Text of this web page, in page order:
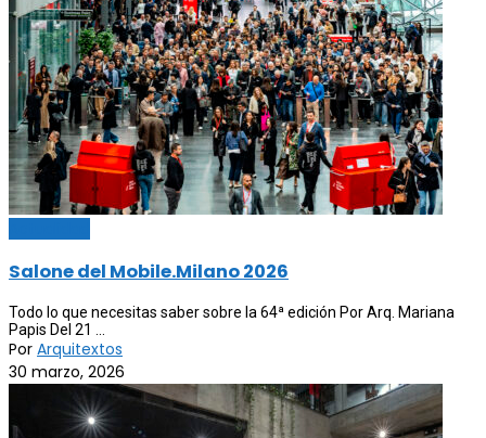
Salone del Mobile.Milano 2026
Todo lo que necesitas saber sobre la 64ª edición Por Arq. Mariana
Papis Del 21 ...
Por Arquitextos
30 marzo, 2026